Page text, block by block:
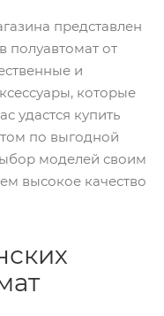
представлен
полуавтомат от
и
которые
удастся купить
по выгодной
моделей своим
высокое качество